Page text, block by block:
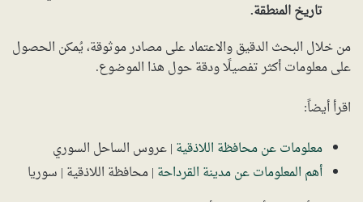
تاريخ المنطقة.
من خلال البحث الدقيق والاعتماد على مصادر موثوقة، يُمكن الحصول
على معلومات أكثر تفصيلًا ودقة حول هذا الموضوع.
اقرأ أيضاً:
معلومات عن محافظة اللاذقية | عروس الساحل السوري
أهم المعلومات عن مدينة القرداحة | محافظة اللاذقية | سوريا